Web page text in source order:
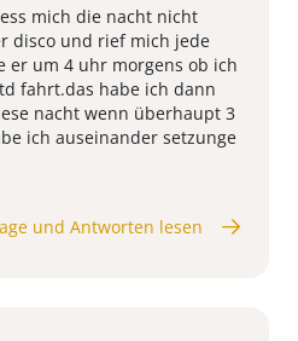
mich die nacht nicht
disco und rief mich jede
er um 4 uhr morgens ob ich
fahrt.das habe ich dann
nacht wenn überhaupt 3
ich auseinander setzunge
und Antworten lesen